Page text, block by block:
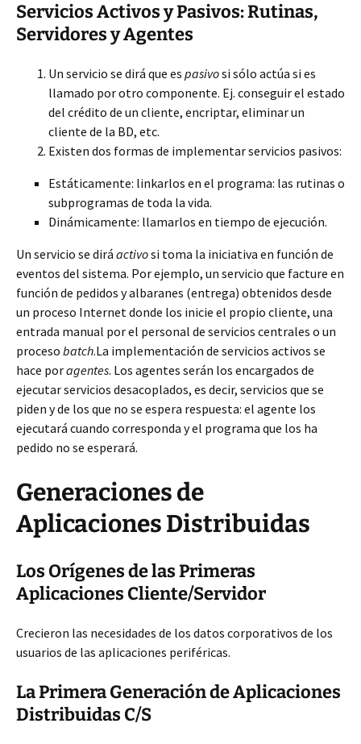
Servicios Activos y Pasivos: Rutinas,
Servidores y Agentes
Un servicio se dirá que es pasivosi sólo actúa si es
llamado por otro componente. Ej. conseguir el estado
del crédito de un cliente, encriptar, eliminar un
cliente de la BD, etc.
Existen dos formas de implementar servicios pasivos:
Estáticamente: linkarlos en el programa: las rutinas o
subprogramas de toda la vida.
Dinámicamente: llamarlos en tiempo de ejecución.
Un servicio se dirá activosi toma la iniciativa en función de
eventos del sistema. Por ejemplo, un servicio que facture en
función de pedidos y albaranes (entrega) obtenidos desde
un proceso Internet donde los inicie el propio cliente, una
entrada manual por el personal de servicios centrales o un
proceso batch.La implementación de servicios activos se
hace poragentes. Los agentes serán los encargados de
ejecutar servicios desacoplados, es decir, servicios que se
piden y de los que no se espera respuesta: el agente los
ejecutará cuando corresponda y el programa que los ha
pedido no se esperará.
Generaciones de
Aplicaciones Distribuidas
Los Orígenes de las Primeras
Aplicaciones Cliente/Servidor
Crecieron las necesidades de los datos corporativos de los
usuarios de las aplicaciones periféricas.
La Primera Generación de Aplicaciones
Distribuidas C/S